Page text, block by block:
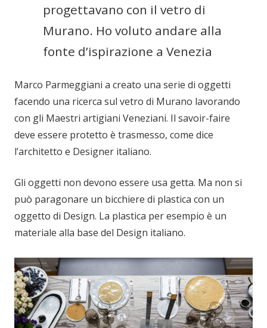
progettavano con il vetro di
Murano. Ho voluto andare alla
fonte d’ispirazione a Venezia
Marco Parmeggiani a creato una serie di oggetti
facendo una ricerca sul vetro di Murano lavorando
con gli Maestri artigiani Veneziani. Il savoir-faire
deve essere protetto è trasmesso, come dice
l’architetto e Designer italiano.
Gli oggetti non devono essere usa getta. Ma non si
può paragonare un bicchiere di plastica con un
oggetto di Design. La plastica per esempio è un
materiale alla base del Design italiano.